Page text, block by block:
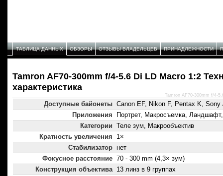
ТАБЛИЦА ДАННЫХ ОБЗОРЫ ОТЗЫВЫ ВЛАДЕЛЬЦЕВ ПРИНАДЛЕЖНОСТИ
Tamron AF70-300mm f/4-5.6 Di LD Macro 1:2
характеристика
Доступные байонеты Canon EF, Nikon F, Pentax K, Sony
Приложения
Портрет, Макросъемка,
Категории Теле зум, Макрообъектив
Кратность увеличения
1×
Стабилизатор нет
Фокусное расстояние 70 - 300 mm (4,3× зум)
Конструкция объектива 13 линз в 9 группах
Tamron AF70-300mm f/4-